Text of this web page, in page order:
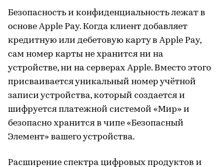
Безопасность и конфиденциальность лежат в
основе Apple Pay. Когда клиент добавляет
кредитную или дебетовую карту в Apple Pay,
сам номер карты не хранится ни на
устройстве, ни на серверах Apple. Вместо этого
присваивается уникальный номер учётной
записи устройства, который создается и
шифруется платежной системой «Мир» и
безопасно хранится в чипе «Безопасный
Элемент» вашего устройства.
Расширение спектра цифровых продуктов и